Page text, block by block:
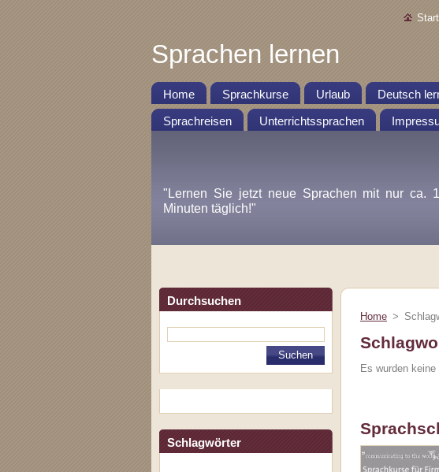
Sprachen lernen
Home Sprachkurse Urlaub Deutsch
Sprachreisen Unterrichtssprachen
"Lernen Sie jetzt neue Sprachen mit nur ca.
Minuten täglich!"
Durchsuchen
Schlagwörter
Home >
Es wurden